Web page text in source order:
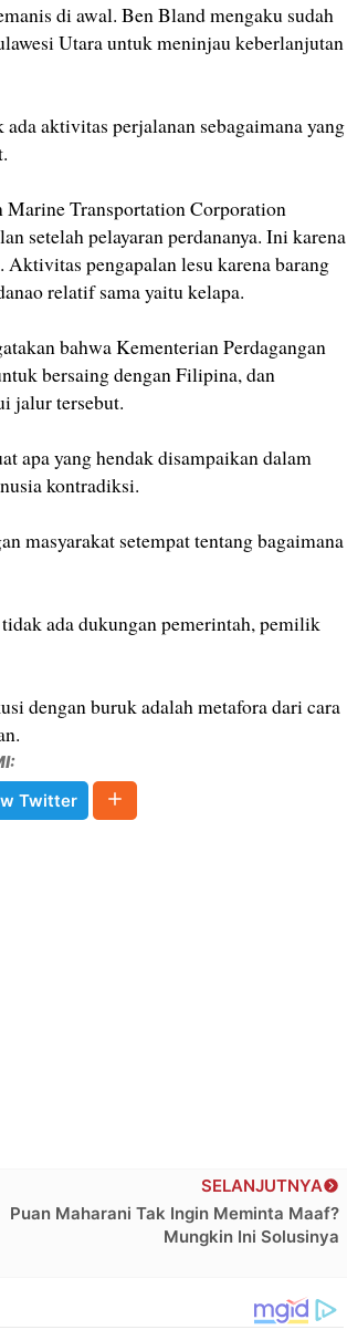
di awal. Ben Bland mengaku sudah
Utara untuk meninjau keberlanjutan
aktivitas perjalanan sebagaimana yang
Transportation Corporation
setelah pelayaran perdananya. Ini karena
pengapalan lesu karena barang
relatif sama yaitu kelapa.
bahwa Kementerian Perdagangan
bersaing dengan Filipina, dan
jalur tersebut.
apa yang hendak disampaikan dalam
kontradiksi.
masyarakat setempat tentang bagaimana
ada dukungan pemerintah, pemilik
dengan buruk adalah metafora dari cara
Twitter
SELANJUTNYA
Puan Maharani Tak Ingin Meminta Maaf?
Mungkin Ini Solusinya